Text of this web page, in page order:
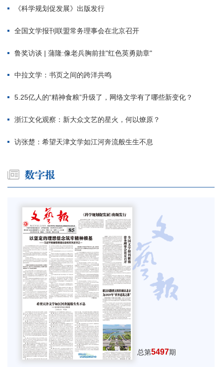
《科学规划促发展》出版发行
全国文学报刊联盟常务理事会在北京召开
鲁奖访谈 | 蒲隆:像老兵胸前挂"红色英勇勋章"
中拉文学：书页之间的跨洋共鸣
5.25亿人的“精神食粮”升级了，网络文学有了哪些新变化？
浙江文化观察：新大众文艺的星火，何以燎原？
访张楚：希望天津文学如江河奔流般生生不息
总第5497期